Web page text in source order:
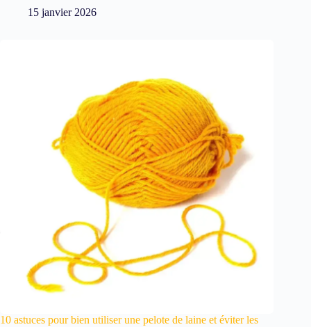
15 janvier 2026
10 astuces pour bien utiliser une pelote de laine et éviter les